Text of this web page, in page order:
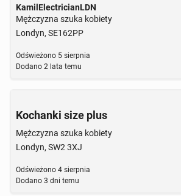
KamilElectricianLDN
Mężczyzna szuka kobiety
Londyn, SE162PP
Odświeżono 5 sierpnia
Dodano 2 lata temu
Kochanki size plus
Mężczyzna szuka kobiety
Londyn, SW2 3XJ
Odświeżono 4 sierpnia
Dodano 3 dni temu